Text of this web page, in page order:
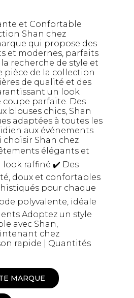
et Confortable
Shan chez
qui propose des
et modernes, parfaits
recherche de style et
pièce de la collection
de qualité et des
un look
parfaite. Des
blouses chics, Shan
adaptées à toutes les
aux événements
choisir Shan chez
élégants et
raffiné ✔️ Des
doux et confortables
pour chaque
polyvalente, idéale
Adoptez un style
avec Shan,
chez
rapide | Quantités
MARQUE